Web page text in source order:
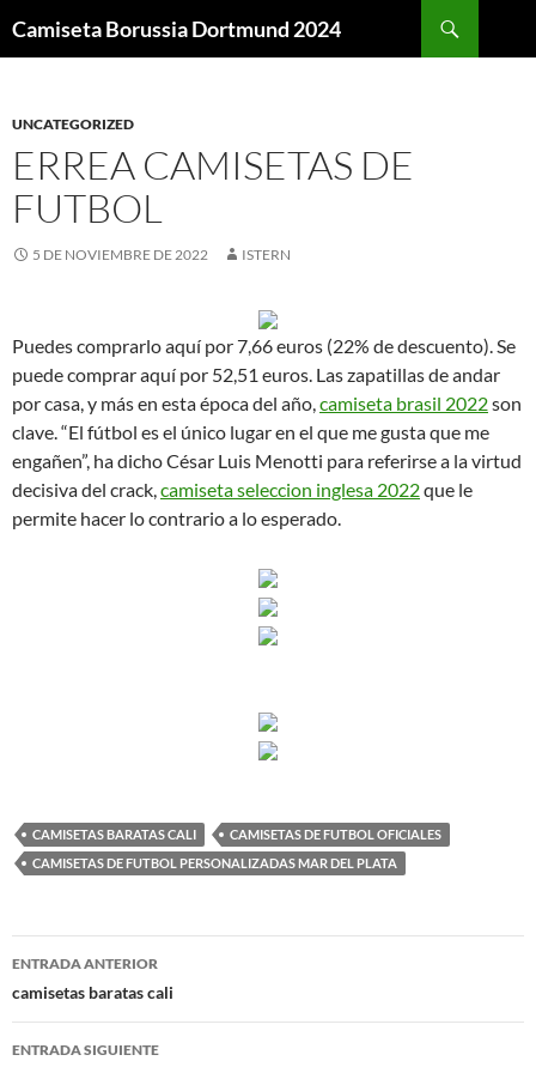
Camiseta Borussia Dortmund 2024
UNCATEGORIZED
ERREA CAMISETAS DE
FUTBOL
5 DE NOVIEMBRE DE 2022 ISTERN
Puedes comprarlo aquí por 7,66 euros (22% de descuento). Se
puede comprar aquí por 52,51 euros. Las zapatillas de andar
por casa, y más en esta época del año,camiseta brasil 2022son
clave. “El fútbol es el único lugar en el que me gusta que me
engañen”, ha dicho César Luis Menotti para referirse a la virtud
decisiva del crack,camiseta seleccion inglesa 2022que le
permite hacer lo contrario a lo esperado.
CAMISETAS BARATAS CALI
CAMISETAS DE FUTBOL OFICIALES
CAMISETAS DE FUTBOL PERSONALIZADAS MAR DEL PLATA
Navegación
de
entradas
ENTRADA ANTERIOR
camisetas baratas cali
ENTRADA SIGUIENTE